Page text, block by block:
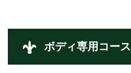
ボディ専用コース